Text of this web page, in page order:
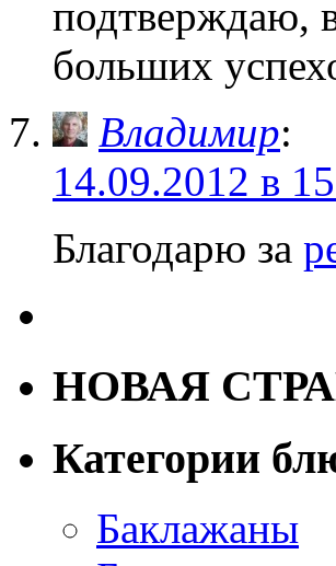
подтверждаю,
больших
Владимир:
14.09.2012 в
Благодарю за
НОВАЯ
Категории
Баклажаны